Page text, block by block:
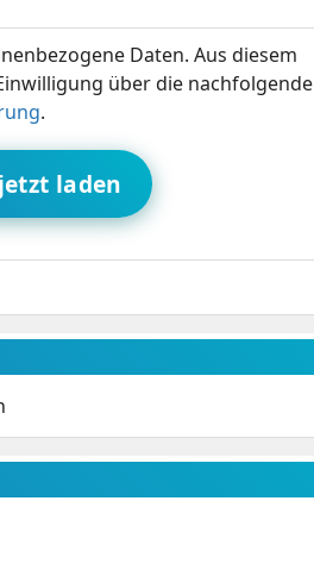
Daten. Aus diesem
über die nachfolgende
.
laden